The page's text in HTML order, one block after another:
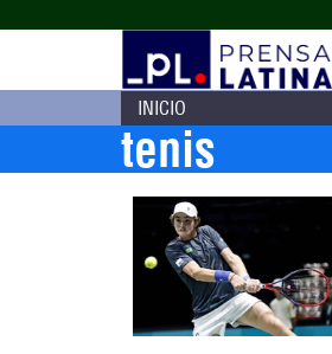
INICIO
tenis